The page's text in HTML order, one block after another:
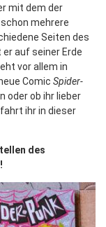
mit dem der
mehrere
Seiten des
auf seiner Erde
vor allem in
Comic Spider-
oder ob ihr lieber
ihr in dieser
des